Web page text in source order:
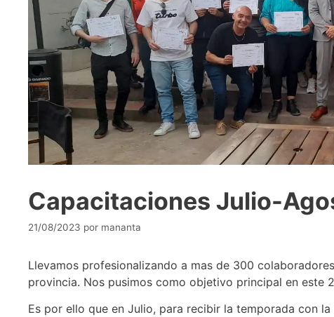
Capacitaciones Julio-
21/08/2023 por mananta
Llevamos profesionalizando a mas de 300
provincia. Nos pusimos como objetivo principal en este
Es por ello que en Julio, para recibir la temporada con